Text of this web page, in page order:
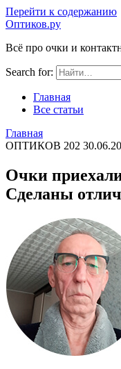
Перейти к содержанию
Оптиков.ру
Всё про очки и
Search for:
Главная
Все статьи
Главная
ОПТИКОВ 202
Очки
Сделаны